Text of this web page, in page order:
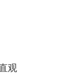
观